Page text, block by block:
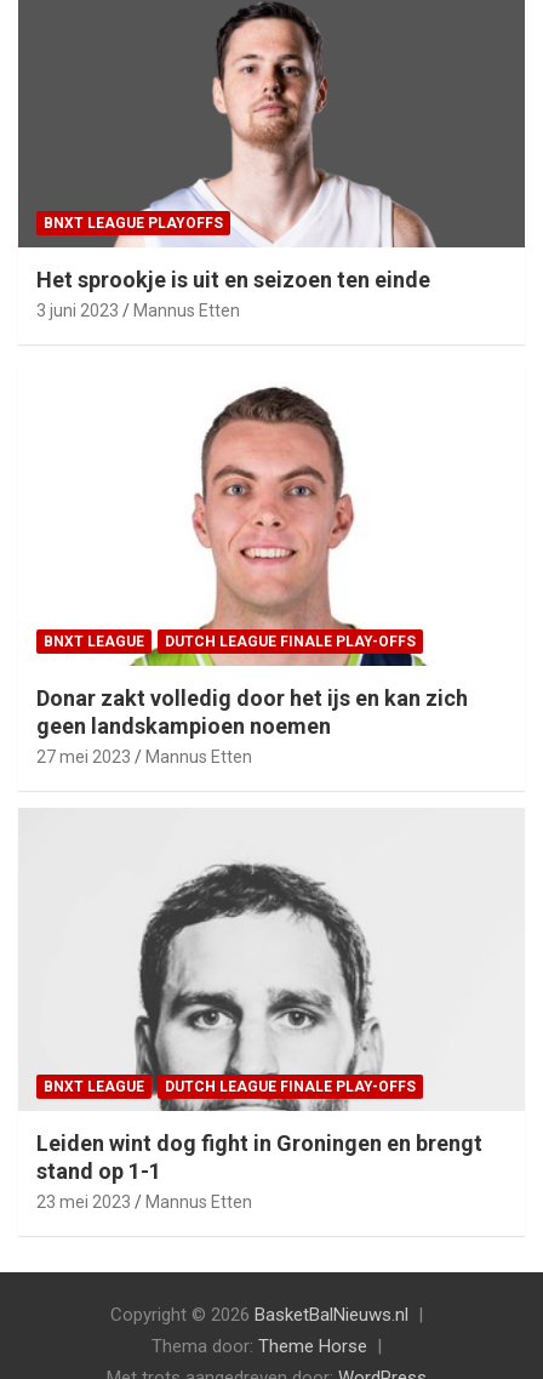
BNXT LEAGUE PLAYOFFS
Het sprookje is uit en seizoen ten einde
3 juni 2023 Mannus Etten
BNXT LEAGUE DUTCH LEAGUE FINALE PLAY-OFFS
Donar zakt volledig door het ijs en kan zich
geen landskampioen noemen
27 mei 2023 Mannus Etten
BNXT LEAGUE DUTCH LEAGUE FINALE PLAY-OFFS
Leiden wint dog fight in Groningen en brengt
stand op 1-1
23 mei 2023 Mannus Etten
Copyright © 2026 BasketBalNieuws.nl
Thema door: Theme Horse